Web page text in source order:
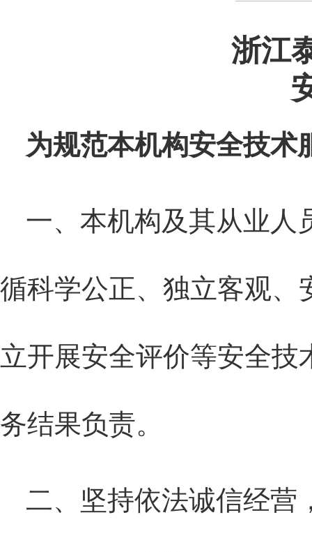
浙江
为规范本机构安全技术
一、本机构及其从业人
循科学公正、独立客观、
立开展安全评价等安全
务结果负责。
二、坚持依法诚信经营